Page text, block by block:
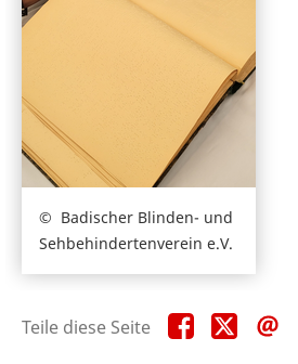
Badischer Blinden- und
Sehbehindertenverein e.V.
Teile diese Seite Teile
diese
Teile
diese